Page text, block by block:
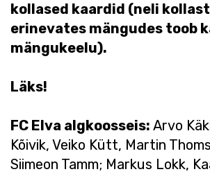
kollased kaardid (neli
erinevates mängudes toob
mängukeelu).
Läks!
FC Elva algkoosseis: Arvo
Kõivik, Veiko Kütt, Martin
Siimeon Tamm; Markus Lokk,